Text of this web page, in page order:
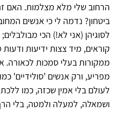
הרחוב שלי מלא מצלמות. האם זה
ביטחון? נדמה לי כי אנשים
לסוגיהן (אני לא!) הכי
קוראים, מיד צצות ידיעות ודעות
ממקורות בעלי סמכות לכאורה.
מפריע, ורק אנשים 'סולידיים'
לעולם בלי אמין שכזה, כמו
ושמאלה, למעלה ולמטה, בלי